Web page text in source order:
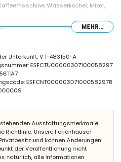
Wasserkocher, Mixer,
(Maße 200 x 80 cm) und eigenem
Bad/Dusch-
Dusche und Toilette
mit den Maßen 25m x 14m und
MEHR...
Unterkunft: VT-483150-A
ESFCTU00000307100058297
ESFCNT000003071000582978
Ausstattungsmerkmale
Richtlinie. Unsere Ferienhäuser
und können Änderungen
der Veröffentlichung nicht
natürlich, alle Informationen